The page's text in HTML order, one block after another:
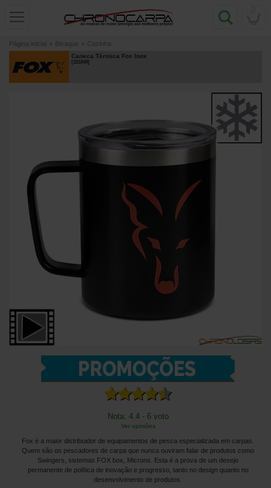
Página inicial » Bivaque » Cozinha
Caneca Térmica Fox Inox
[221849]
Nota: 4.4 - 6 voto
Ver opiniões
Fox é a maior distribuidor de equipamentos de pesca especializada em carpas.
Quem são os pescadores de carpa que nunca ouviram falar de produtos como
Swingers, sistemas FOX box, Microns. Esta é a prova de um desejo
permanente de política de inovação e progresso, tanto no design quanto no
desenvolvimento de produtos.